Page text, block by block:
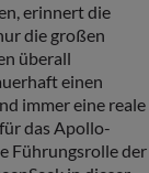
erinnert die
die großen
überall
einen
immer eine reale
das Apollo-
Führungsrolle der